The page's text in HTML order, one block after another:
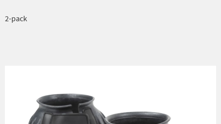
2-pack